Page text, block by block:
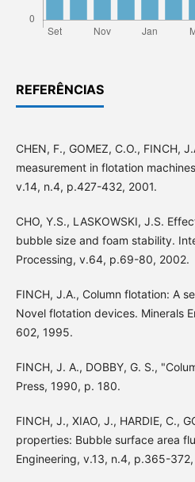
REFERÊNCIAS
CHEN, F., GOMEZ, C.O., FINCH,
measurement in flotation
v.14, n.4, p.427-432, 2001.
CHO, Y.S., LASKOWSKI, J.S.
bubble size and foam stability.
Processing, v.64, p.69-80, 2002.
FINCH, J.A., Column flotation: A
Novel flotation devices. Minerals
602, 1995.
FINCH, J. A., DOBBY, G. S.,
Press, 1990, p. 180.
FINCH, J., XIAO, J., HARDIE, C.,
properties: Bubble surface area
Engineering, v.13, n.4, p.365-